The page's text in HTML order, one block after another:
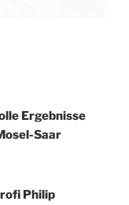
Ergebnisse
Saar
Philip